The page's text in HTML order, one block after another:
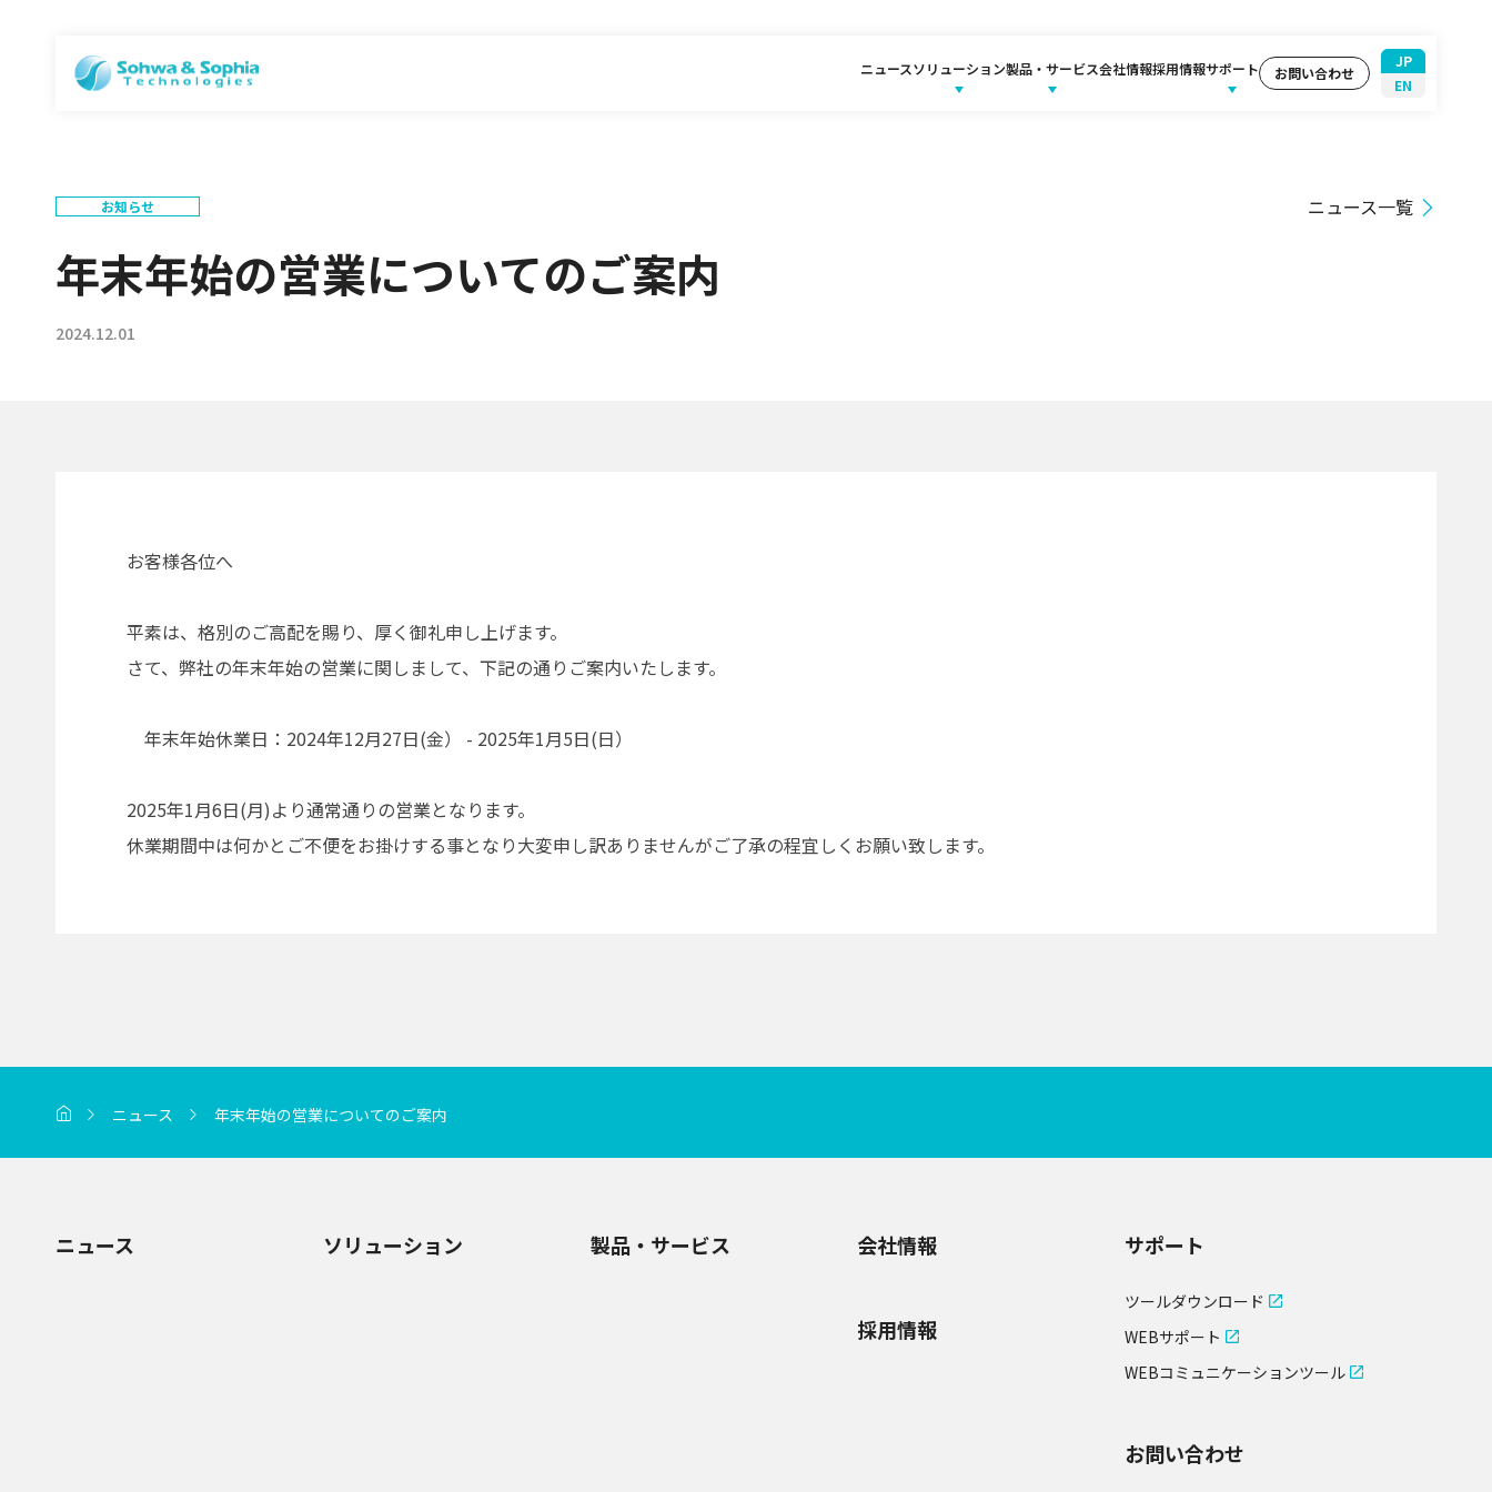
ニュースソリューション製品・サービス会社情報採用情報サポート お問い合わせ
JP
EN
お知らせ ニュース一覧
年末年始の営業についてのご案内
2024.12.01
お客様各位へ
平素は、格別のご高配を賜り、厚く御礼申し上げます。
さて、弊社の年末年始の営業に関しまして、下記の通りご案内いたします。
年末年始休業日：2024年12月27日(金） - 2025年1月5日(日）
2025年1月6日(月)より通常通りの営業となります。
休業期間中は何かとご不便をお掛けする事となり大変申し訳ありませんがご了承の程宜しくお願い致します。
ニュース 年末年始の営業についてのご案内
ニュース ソリューション 製品・サービス 会社情報
採用情報
サポート
ツールダウンロード
WEBサポート
WEBコミュニケーションツール
お問い合わせ